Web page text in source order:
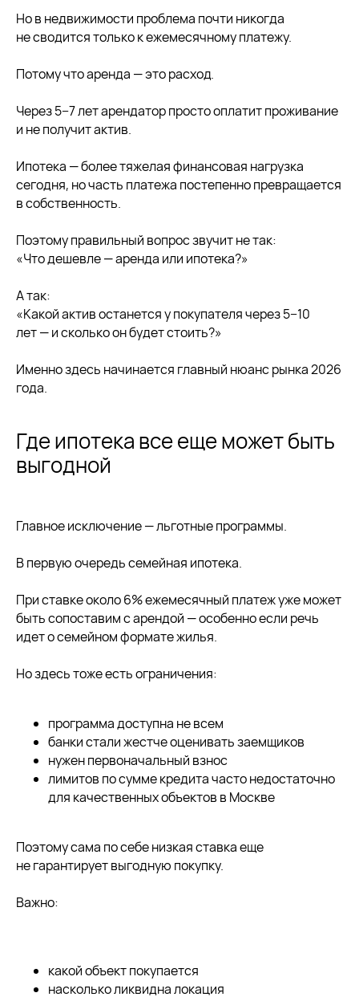
Но в недвижимости проблема почти никогда
не сводится только к ежемесячному платежу.
Потому что аренда — это расход.
Через 5−7 лет арендатор просто оплатит проживание
и не получит актив.
Ипотека — более тяжелая финансовая нагрузка
сегодня, но часть платежа постепенно превращается
в собственность.
Поэтому правильный вопрос звучит не так:
«Что дешевле — аренда или ипотека?»
А так:
«Какой актив останется у покупателя через 5−10
лет — и сколько он будет стоить?»
Именно здесь начинается главный нюанс рынка 2026
года.
Где ипотека все еще может быть
выгодной
Главное исключение — льготные программы.
В первую очередь семейная ипотека.
При ставке около 6% ежемесячный платеж уже может
быть сопоставим с арендой — особенно если речь
идет о семейном формате жилья.
Но здесь тоже есть ограничения:
программа доступна не всем
банки стали жестче оценивать заемщиков
нужен первоначальный взнос
лимитов по сумме кредита часто недостаточно
для качественных объектов в Москве
Поэтому сама по себе низкая ставка еще
не гарантирует выгодную покупку.
Важно:
какой объект покупается
насколько ликвидна локация